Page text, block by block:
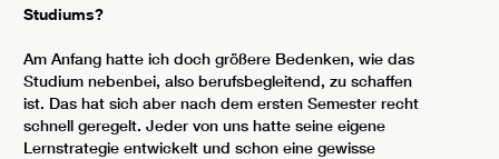
Studiums?
Am Anfang hatte ich doch größere Bedenken, wie das
Studium nebenbei, also berufsbegleitend, zu schaffen
ist. Das hat sich aber nach dem ersten Semester recht
schnell geregelt. Jeder von uns hatte seine eigene
Lernstrategie entwickelt und schon eine gewisse